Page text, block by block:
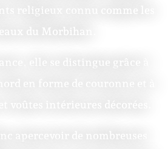
religieux connu comme les
du Morbihan.
elle se distingue grâce à
apercevoir de nombreuses